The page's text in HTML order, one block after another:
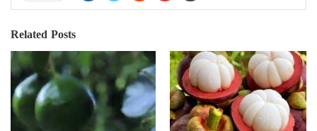
Related Posts